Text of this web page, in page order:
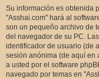
Su información es obtenida
"Asshai.com" hará al
son un pequeño archivo de
del navegador de su PC.
identificador de usuario (de
sesión anónima (de aquí en
a usted por el software
navegado por temas en